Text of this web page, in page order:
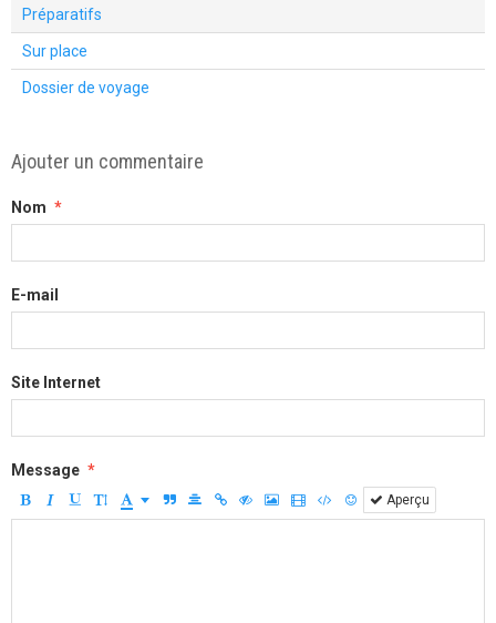
Préparatifs
Sur place
Dossier de voyage
Ajouter un commentaire
Nom
E-mail
Site Internet
Message
Aperçu